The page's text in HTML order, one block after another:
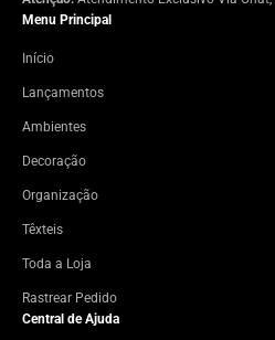
Menu Principal
Início
Lançamentos
Ambientes
Decoração
Organização
Têxteis
Toda a Loja
Rastrear Pedido
Central de Ajuda